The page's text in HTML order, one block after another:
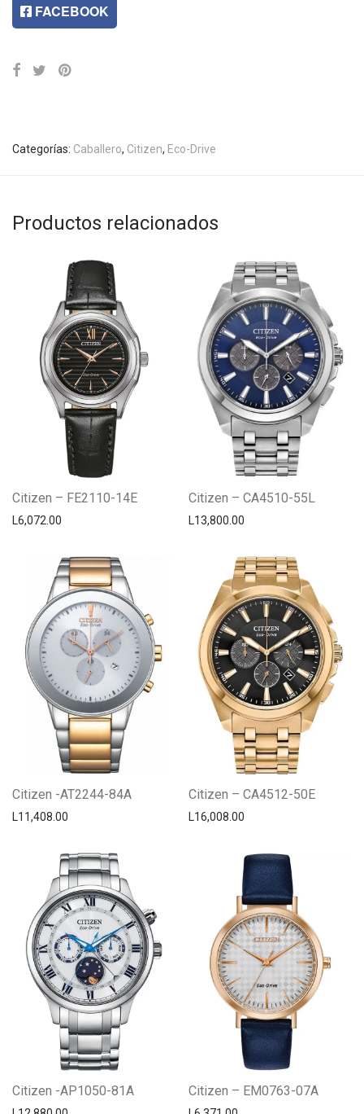
FACEBOOK
Categorías: Caballero, Citizen, Eco-Drive
Productos relacionados
Citizen – FE2110-14E
L6,072.00
Citizen – CA4510-55L
L13,800.00
Citizen -AT2244-84A
L11,408.00
Citizen – CA4512-50E
L16,008.00
Citizen -AP1050-81A Citizen – EM0763-07A